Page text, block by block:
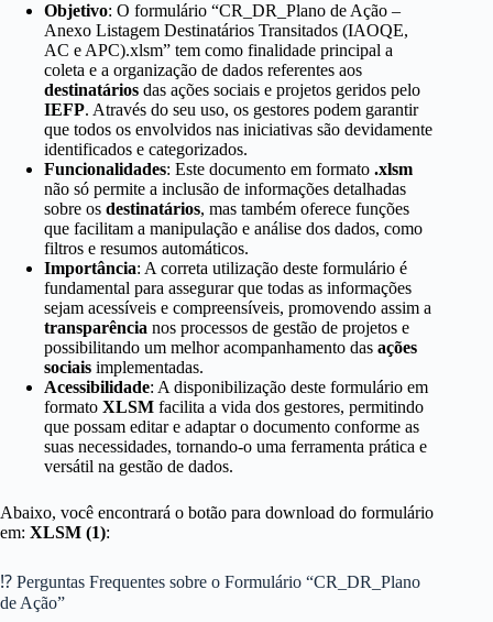
Objetivo: O formulário “CR_DR_Plano de Ação –
Anexo Listagem Destinatários Transitados (IAOQE,
AC e APC).xlsm” tem como finalidade principal a
coleta e a organização de dados referentes aos
destinatários das ações sociais e projetos geridos pelo
IEFP. Através do seu uso, os gestores podem garantir
que todos os envolvidos nas iniciativas são devidamente
identificados e categorizados.
Funcionalidades: Este documento em formato .xlsm
não só permite a inclusão de informações detalhadas
sobre os destinatários, mas também oferece funções
que facilitam a manipulação e análise dos dados, como
filtros e resumos automáticos.
Importância: A correta utilização deste formulário é
fundamental para assegurar que todas as informações
sejam acessíveis e compreensíveis, promovendo assim a
transparência nos processos de gestão de projetos e
possibilitando um melhor acompanhamento das ações
sociais implementadas.
Acessibilidade: A disponibilização deste formulário em
formato XLSM facilita a vida dos gestores, permitindo
que possam editar e adaptar o documento conforme as
suas necessidades, tornando-o uma ferramenta prática e
versátil na gestão de dados.
Abaixo, você encontrará o botão para download do formulário
em: XLSM (1):
⁉ Perguntas Frequentes sobre o Formulário “CR_DR_Plano
de Ação”